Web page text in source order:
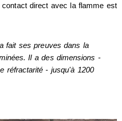
direct avec la flamme est
fait ses preuves dans la
Il a des dimensions -
réfractarité - jusqu'à 1200